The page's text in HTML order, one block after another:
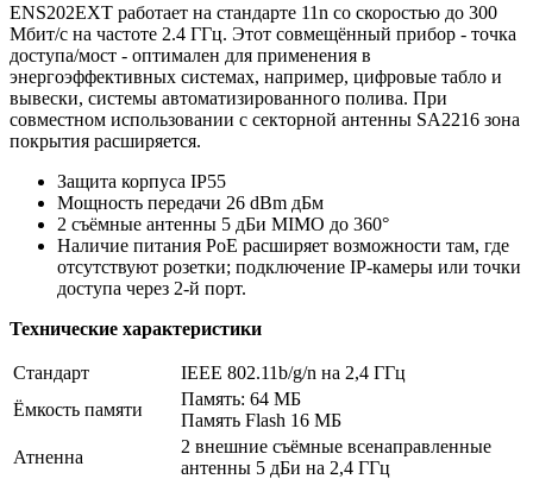
ENS202EXT работает на стандарте 11n со скоростью до 300
Мбит/с на частоте 2.4 ГГц. Этот совмещённый прибор - точка
доступа/мост - оптимален для применения в
энергоэффективных системах, например, цифровые табло и
вывески, системы автоматизированного полива. При
совместном использовании с секторной антенны SA2216 зона
покрытия расширяется.
Защита корпуса IP55
Мощность передачи 26 dBm дБм
2 съёмные антенны 5 дБи MIMO до 360°
Наличие питания PoE расширяет возможности там, где
отсутствуют розетки; подключение IP-камеры или точки
доступа через 2-й порт.
Технические характеристики
Стандарт
IEEE 802.11b/g/n на 2,4 ГГц
Ёмкость памяти
Память: 64 МБ
Память Flash 16 МБ
Атненна
2 внешние съёмные всенаправленные
антенны 5 дБи на 2,4 ГГц